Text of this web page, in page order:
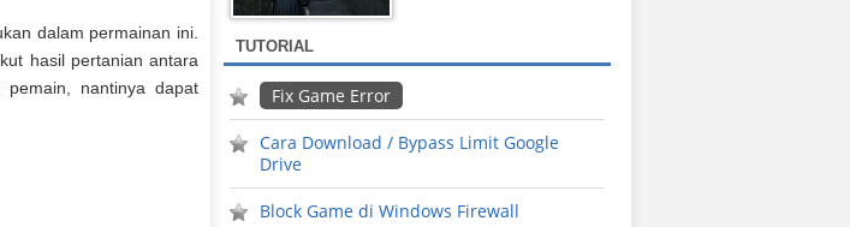
dalam permainan ini.
hasil pertanian antara
nantinya dapat
TUTORIAL
Fix Game Error
Cara Download / Bypass Limit Google
Drive
Block Game di Windows Firewall